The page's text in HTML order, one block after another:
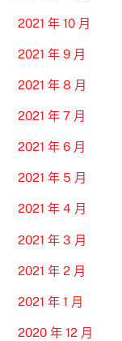
2021 年 10 月
2021 年 9 月
2021 年 8 月
2021 年 7 月
2021 年 6 月
2021 年 5 月
2021 年 4 月
2021 年 3 月
2021 年 2 月
2021 年 1 月
2020 年 12 月